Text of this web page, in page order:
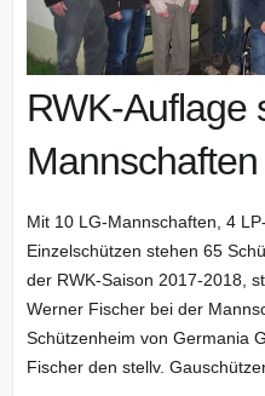
RWK-Auflage
Mannschaften
Mit 10 LG-Mannschaften, 4
Einzelschützen stehen 65
der RWK-Saison 2017-2018,
Werner Fischer bei der
Schützenheim von Germania
Fischer den stellv.